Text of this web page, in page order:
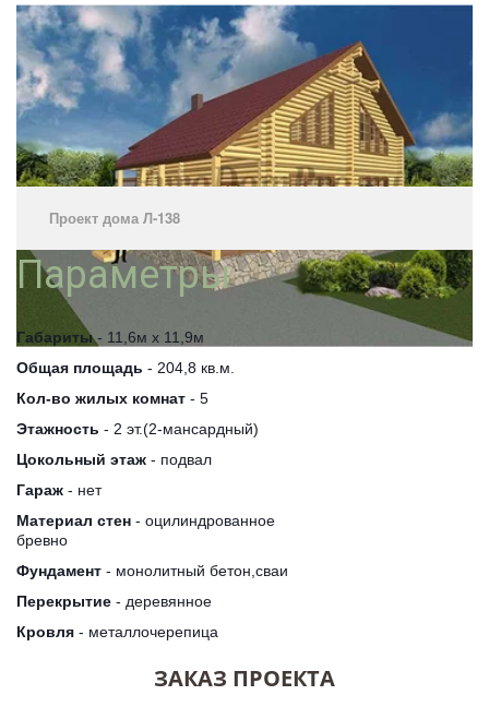
Проект дома Л-138
Параметры
Габариты- 11,6м х 11,9м
Общая площадь - 204,8 кв.м.
Кол-во жилых комнат - 5
Этажность - 2 эт.(2-мансардный)
Цокольный этаж - подвал
Гараж - нет
Материал стен - оцилиндрованное
бревно
Фундамент - монолитный бетон,сваи
Перекрытие - деревянное
Кровля - металлочерепица
ЗАКАЗ ПРОЕКТА